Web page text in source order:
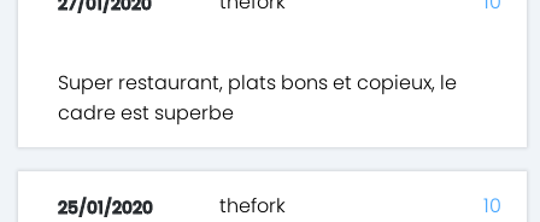
Super restaurant, plats bons et copieux, le
cadre est superbe
25/01/2020 thefork 10